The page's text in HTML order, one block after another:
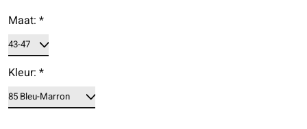
Maat: *
Kleur: *